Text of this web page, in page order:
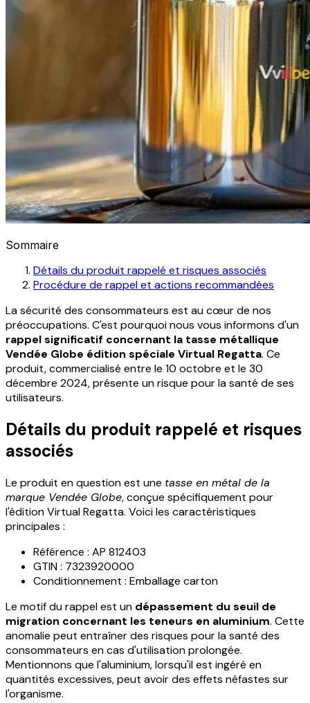
Sommaire
Détails du produit rappelé et risques associés
Procédure de rappel et actions recommandées
La sécurité des consommateurs est au cœur de nos
préoccupations. C'est pourquoi nous vous informons d'un
rappel significatif concernant la tasse métallique
Vendée Globe édition spéciale Virtual Regatta. Ce
produit, commercialisé entre le 10 octobre et le 30
décembre 2024, présente un risque pour la santé de ses
utilisateurs.
Détails du produit rappelé et risques
associés
Le produit en question est une tasse en métal de la
marque Vendée Globe, conçue spécifiquement pour
l'édition Virtual Regatta. Voici les caractéristiques
principales :
Référence : AP 812403
GTIN : 7323920000
Conditionnement : Emballage carton
Le motif du rappel est un dépassement du seuil de
migration concernant les teneurs en aluminium. Cette
anomalie peut entraîner des risques pour la santé des
consommateurs en cas d'utilisation prolongée.
Mentionnons que l'aluminium, lorsqu'il est ingéré en
quantités excessives, peut avoir des effets néfastes sur
l'organisme.